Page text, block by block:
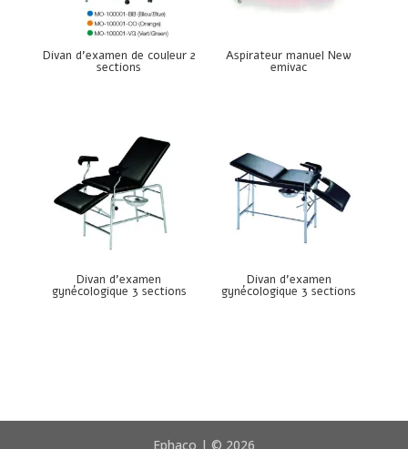
Divan d’examen de couleur 2
sections
Aspirateur manuel New
emivac
Divan d’examen
gynécologique 3 sections
Divan d’examen
gynécologique 3 sections
Ephaco | © 2026